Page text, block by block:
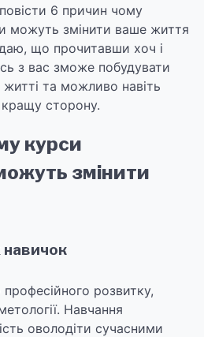
6 причин чому
можуть змінити ваше життя
що прочитавши хоч і
з вас зможе побудувати
та можливо навіть
сторону.
курси
змінити
навичок
розвитку,
Навчання
оволодіти сучасними